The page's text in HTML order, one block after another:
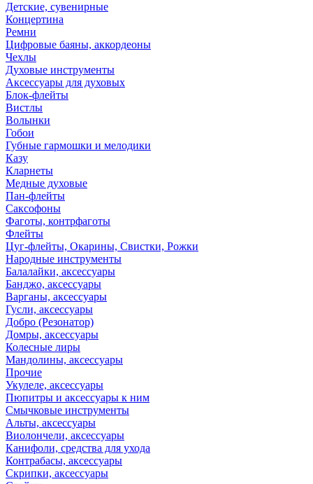
Детские, сувенирные
Концертина
Ремни
Цифровые баяны, аккордеоны
Чехлы
Духовые инструменты
Аксессуары для духовых
Блок-флейты
Вистлы
Волынки
Гобои
Губные гармошки и мелодики
Казу
Кларнеты
Медные духовые
Пан-флейты
Саксофоны
Фаготы, контрфаготы
Флейты
Цуг-флейты, Окарины, Свистки, Рожки
Народные инструменты
Балалайки, аксессуары
Банджо, аксессуары
Варганы, аксессуары
Гусли, аксессуары
Добро (Резонатор)
Домры, аксессуары
Колесные лиры
Мандолины, аксессуары
Прочие
Укулеле, аксессуары
Пюпитры и аксессуары к ним
Смычковые инструменты
Альты, аксессуары
Виолончели, аксессуары
Канифоли, средства для ухода
Контрабасы, аксессуары
Скрипки, аксессуары